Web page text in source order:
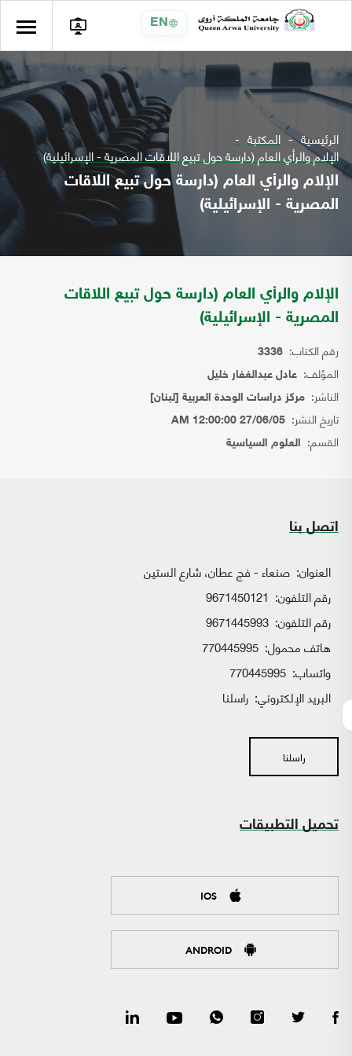
EN
الرئيسية المكتبة
الإلام والرأي العام (دارسة حول تبيع اللاقات المصرية - الإسرائيلية)
الإلام والرأي العام (دارسة حول تبيع اللاقات
المصرية - الإسرائيلية)
الإلام والرأي العام (دارسة حول تبيع اللاقات
المصرية - الإسرائيلية)
رقم الكتاب: 3336
المؤلف: عادل عبدالغفار خليل
الناشر: مركز دراسات الوحدة العربية [لبنان]
تاريخ النشر: 27/06/05 12:00:00 AM
القسم: العلوم السياسية
اتصل بنا
العنوان: صنعاء - فج عطان، شارع الستين
رقم التلفون: 9671450121
رقم التلفون: 9671445993
هاتف محمول: 770445995
واتساب:
البريد الإلكتروني: راسلنا
راسلنا
تحميل التطبيقات
IOS
ANDROID